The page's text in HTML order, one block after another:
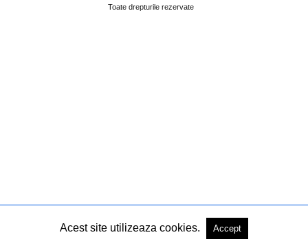
Toate drepturile rezervate
Acest site utilizeaza cookies. Accept